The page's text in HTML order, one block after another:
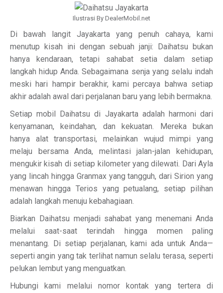
Ilustrasi By DealerMobil.net
Di bawah langit Jayakarta yang penuh cahaya, kami
menutup kisah ini dengan sebuah janji: Daihatsu bukan
hanya kendaraan, tetapi sahabat setia dalam setiap
langkah hidup Anda. Sebagaimana senja yang selalu indah
meski hari hampir berakhir, kami percaya bahwa setiap
akhir adalah awal dari perjalanan baru yang lebih bermakna.
Setiap mobil Daihatsu di Jayakarta adalah harmoni dari
kenyamanan, keindahan, dan kekuatan. Mereka bukan
hanya alat transportasi, melainkan wujud mimpi yang
melaju bersama Anda, melintasi jalan-jalan kehidupan,
mengukir kisah di setiap kilometer yang dilewati. Dari Ayla
yang lincah hingga Granmax yang tangguh, dari Sirion yang
menawan hingga Terios yang petualang, setiap pilihan
adalah langkah menuju kebahagiaan.
Biarkan Daihatsu menjadi sahabat yang menemani Anda
melalui saat-saat terindah hingga momen paling
menantang. Di setiap perjalanan, kami ada untuk Anda—
seperti angin yang tak terlihat namun selalu terasa, seperti
pelukan lembut yang menguatkan.
Hubungi kami melalui nomor kontak yang tertera di